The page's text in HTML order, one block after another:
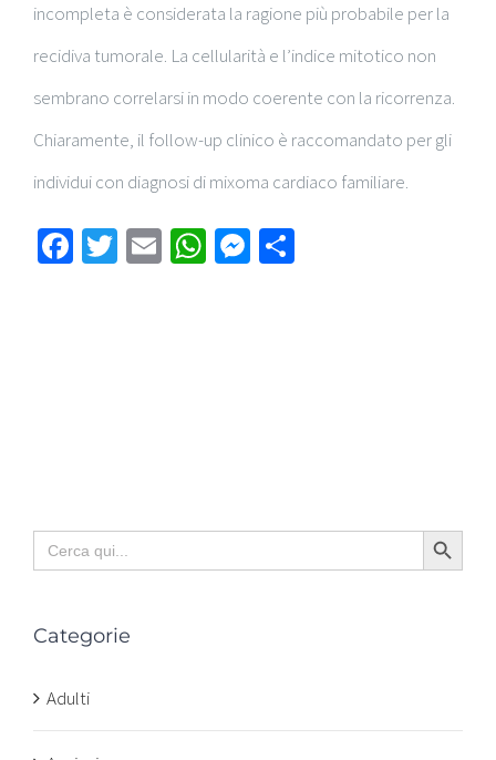
incompleta è considerata la ragione più probabile per la
recidiva tumorale. La cellularità e l’indice mitotico non
sembrano correlarsi in modo coerente con la ricorrenza.
Chiaramente, il follow-up clinico è raccomandato per gli
individui con diagnosi di mixoma cardiaco familiare.
Facebook
Twitter
EmailWhatsApp
Messenger
Search
for:
Search Button
Categorie
Adulti